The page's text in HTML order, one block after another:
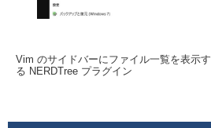
Vim のサイドバーにファイル一覧を表示す
る NERDTree プラグイン